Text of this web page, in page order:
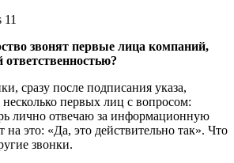
звонят первые лица компаний,
сразу после подписания указа,
первых лиц с вопросом:
лично отвечаю за информационную
на это: «Да, это действительно так». Что
звонки.